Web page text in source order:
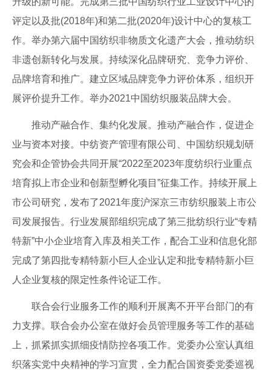
评定以及批(2018年)和第二批(2020年)设计中心的复核工
作。举办第六届中国纺织非物质文化遗产大会，推动纺织
非遗创新转化与发展。持续深化品牌研究、竞争力评价、
品牌培育和推广。建立区域品牌竞争力评价体系，组织开
展评价提升工作。举办2021中国纺织服装品牌大会。
推动产融合作、集约化发展。推动产融合作，促进企
业与资本对接。中纺资产管理有限公司、中国纺织规划研
究会和企管协会共同开展“2022至2023年度纺织行业重点
培育拟上市企业和创新型孵化项目”征集工作。持续开展上
市公司研究，发布了2021年度沪深京三市纺织服装上市公
司发展报告。行业发展部组织完成了第三批纺织行业“专精
特新”中小企业培育入库及相关工作，配合工业和信息化部
完成了第四批专精特新小巨人企业认定和批专精特新小巨
人企业复核的限定性条件论证工作。
联合会行业服务工作的顺利开展离不开平台部门的有
力支撑。联合会办公室在做好会员管理服务等工作的基础
上，抓紧抓实抓细疫情防控各项工作。党委办公室认真组
织落实党中央精神的学习宣贯，全力配合国资委党委巡视